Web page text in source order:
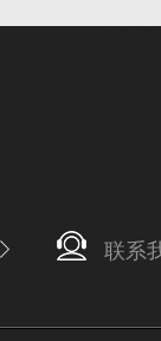
联系